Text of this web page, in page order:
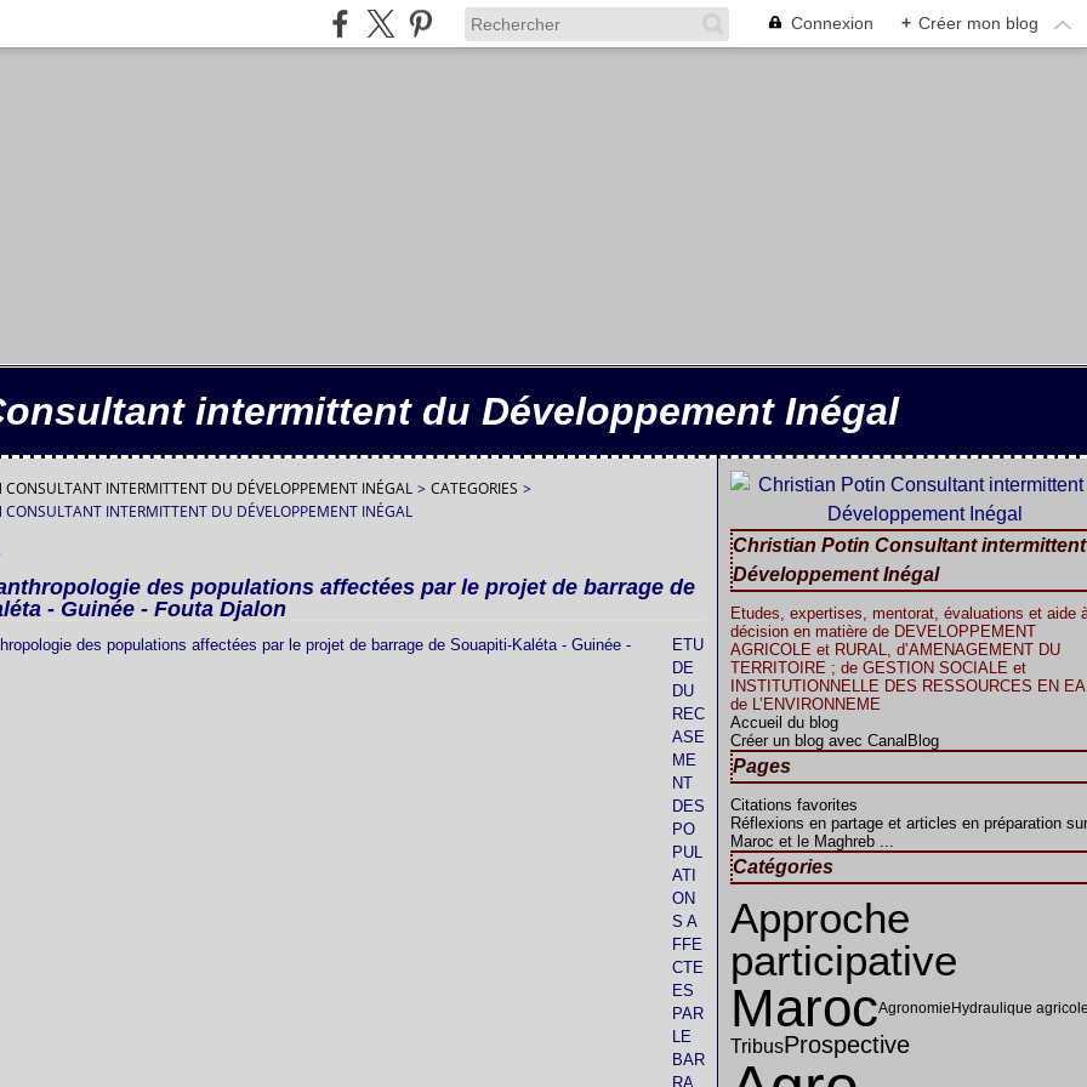
Connexion + Créer mon blog
intermittent du Développement Inégal
CONSULTANT INTERMITTENT DU DÉVELOPPEMENT INÉGAL > CATEGORIES >
CONSULTANT INTERMITTENT DU DÉVELOPPEMENT INÉGAL
des populations affectées par le projet de barrage de
- Guinée - Fouta Djalon
ETU
DE
DU
REC
ASE
ME
NT
DES
PO
PUL
ATI
ON
S A
FFE
CTE
ES
PAR
LE
BAR
RA
Christian Potin Consultant
Développement Inégal
Etudes, expertises, mentorat, évaluations et aide
décision en matière de DEVELOPPEMENT
AGRICOLE et RURAL, d’AMENAGEMENT DU
TERRITOIRE ; de GESTION SOCIALE et
INSTITUTIONNELLE DES RESSOURCES EN
de L’ENVIRONNEME
Accueil du blog
Créer un blog avec CanalBlog
Pages
Citations favorites
Réflexions en partage et articles en préparation
Maroc et le Maghreb ...
Catégories
Approche
participative
MarocAgronomieHydraulique
TribusProspective